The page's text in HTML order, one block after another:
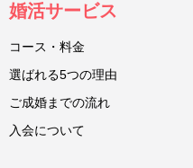
婚活サービス
コース・料金
選ばれる5つの理由
ご成婚までの流れ
入会について